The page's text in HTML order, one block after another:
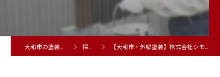
採用ブログ 【大和市・外壁塗装】株式会社シモダで一緒に働いてみませんか？職人さん募集中